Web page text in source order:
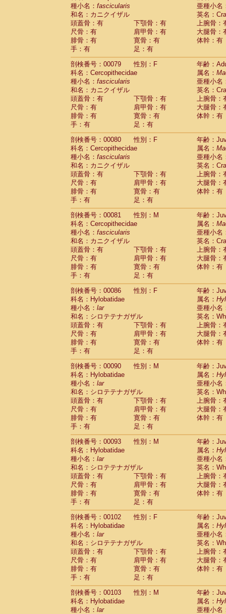
種小名： fascicularis
亜種小名
和名：カニクイザル
英名：
頭蓋骨：有
下顎骨：有
上腕骨：
尺骨：有
肩甲骨：有
大腿骨：
腓骨：有
寛骨：有
体幹：有
手：有
足：有
剖検番号：00079
性別：F
年齢：
科名：Cercopithecidae
属名：
種小名： fascicularis
亜種小名
和名：カニクイザル
英名：
頭蓋骨：有
下顎骨：有
上腕骨：
尺骨：有
肩甲骨：有
大腿骨：
腓骨：有
寛骨：有
体幹：有
手：有
足：有
剖検番号：00080
性別：F
年齢：
科名：Cercopithecidae
属名：
種小名： fascicularis
亜種小名
和名：カニクイザル
英名：
頭蓋骨：有
下顎骨：有
上腕骨：
尺骨：有
肩甲骨：有
大腿骨：
腓骨：有
寛骨：有
体幹：有
手：有
足：有
剖検番号：00081
性別：M
年齢：
科名：Cercopithecidae
属名：
種小名： fascicularis
亜種小名
和名：カニクイザル
英名：
頭蓋骨：有
下顎骨：有
上腕骨：
尺骨：有
肩甲骨：有
大腿骨：
腓骨：有
寛骨：有
体幹：有
手：有
足：有
剖検番号：00086
性別：F
年齢：
科名：Hylobatidae
属名：
種小名： lar
亜種小名
和名：シロテテナガザル
英名：
頭蓋骨：有
下顎骨：有
上腕骨：
尺骨：有
肩甲骨：有
大腿骨：
腓骨：有
寛骨：有
体幹：有
手：有
足：有
剖検番号：00090
性別：M
年齢：
科名：Hylobatidae
属名：
種小名： lar
亜種小名
和名：シロテテナガザル
英名：
頭蓋骨：有
下顎骨：有
上腕骨：
尺骨：有
肩甲骨：有
大腿骨：
腓骨：有
寛骨：有
体幹：有
手：有
足：有
剖検番号：00093
性別：M
年齢：
科名：Hylobatidae
属名：
種小名： lar
亜種小名
和名：シロテテナガザル
英名：
頭蓋骨：有
下顎骨：有
上腕骨：
尺骨：有
肩甲骨：有
大腿骨：
腓骨：有
寛骨：有
体幹：有
手：有
足：有
剖検番号：00102
性別：F
年齢：
科名：Hylobatidae
属名：
種小名： lar
亜種小名
和名：シロテテナガザル
英名：
頭蓋骨：有
下顎骨：有
上腕骨：
尺骨：有
肩甲骨：有
大腿骨：
腓骨：有
寛骨：有
体幹：有
手：有
足：有
剖検番号：00103
性別：M
年齢：
科名：Hylobatidae
属名：
種小名： lar
亜種小名